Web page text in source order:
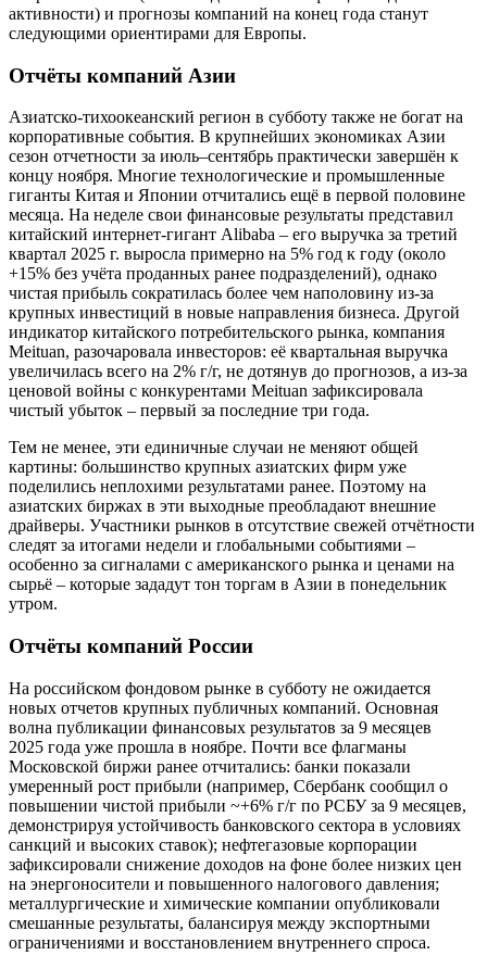
активности) и прогнозы компаний на конец года станут
следующими ориентирами для Европы.
Отчёты компаний Азии
Азиатско-тихоокеанский регион в субботу также не богат на
корпоративные события. В крупнейших экономиках Азии
сезон отчетности за июль–сентябрь практически завершён к
концу ноября. Многие технологические и промышленные
гиганты Китая и Японии отчитались ещё в первой половине
месяца. На неделе свои финансовые результаты представил
китайский интернет-гигант Alibaba – его выручка за третий
квартал 2025 г. выросла примерно на 5% год к году (около
+15% без учёта проданных ранее подразделений), однако
чистая прибыль сократилась более чем наполовину из-за
крупных инвестиций в новые направления бизнеса. Другой
индикатор китайского потребительского рынка, компания
Meituan, разочаровала инвесторов: её квартальная выручка
увеличилась всего на 2% г/г, не дотянув до прогнозов, а из-за
ценовой войны с конкурентами Meituan зафиксировала
чистый убыток – первый за последние три года.
Тем не менее, эти единичные случаи не меняют общей
картины: большинство крупных азиатских фирм уже
поделились неплохими результатами ранее. Поэтому на
азиатских биржах в эти выходные преобладают внешние
драйверы. Участники рынков в отсутствие свежей отчётности
следят за итогами недели и глобальными событиями –
особенно за сигналами с американского рынка и ценами на
сырьё – которые зададут тон торгам в Азии в понедельник
утром.
Отчёты компаний России
На российском фондовом рынке в субботу не ожидается
новых отчетов крупных публичных компаний. Основная
волна публикации финансовых результатов за 9 месяцев
2025 года уже прошла в ноябре. Почти все флагманы
Московской биржи ранее отчитались: банки показали
умеренный рост прибыли (например, Сбербанк сообщил о
повышении чистой прибыли ~+6% г/г по РСБУ за 9 месяцев,
демонстрируя устойчивость банковского сектора в условиях
санкций и высоких ставок); нефтегазовые корпорации
зафиксировали снижение доходов на фоне более низких цен
на энергоносители и повышенного налогового давления;
металлургические и химические компании опубликовали
смешанные результаты, балансируя между экспортными
ограничениями и восстановлением внутреннего спроса.